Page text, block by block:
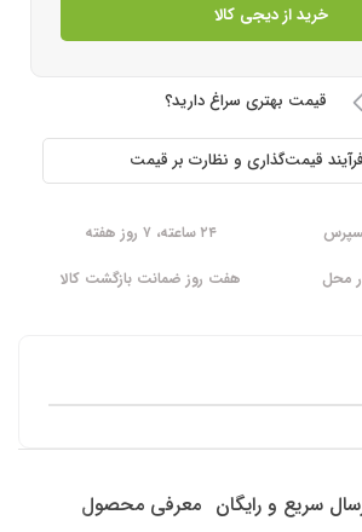
خرید از دیجی کالا
قیمت بهتری سراغ دارید؟
فرآیند قیمت‌گذاری و نظارت بر قیمت
۲۴ ساعته، ۷ روز هفته
محل
هفت روز ضمانت بازگشت کالا
سریع و رایگان معرفی محصول